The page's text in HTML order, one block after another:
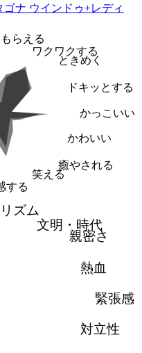
らえる
ワクワクする
ときめく
ドキッとする
かっこいい
かわいい
癒やされる
笑える
する
ズム
文明・時代
親密さ
熱血
緊張感
対立性